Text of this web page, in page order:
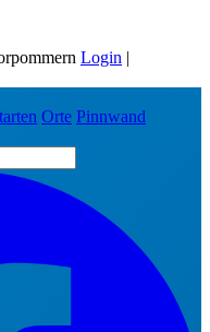
Login |
Orte Pinnwand